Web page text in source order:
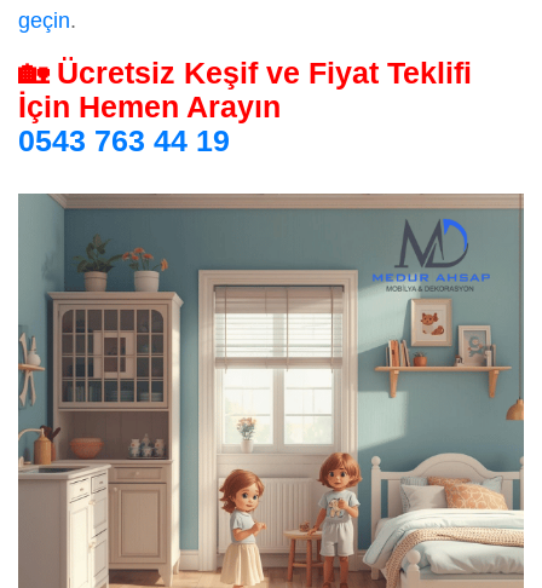
geçin.
🏡 Ücretsiz Keşif ve Fiyat Teklifi
İçin Hemen Arayın
0543 763 44 19